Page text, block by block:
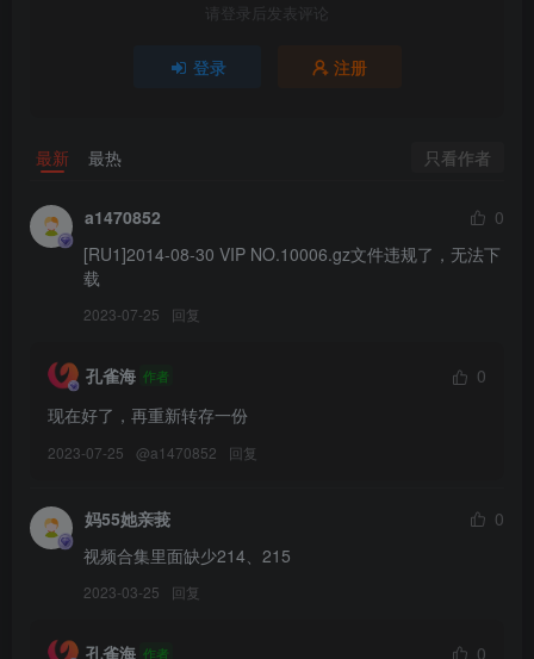
请登录后发表评论
登录 注册
最新 最热 只看作者
a1470852
0
[RU1]2014-08-30 VIP NO.10006.gz文件违规了，无法下
载
2023-07-25 回复
孔雀海 作者
0
现在好了，再重新转存一份
2023-07-25 @a1470852 回复
妈55她亲莪
0
视频合集里面缺少214、215
2023-03-25 回复
孔雀海 作者
0